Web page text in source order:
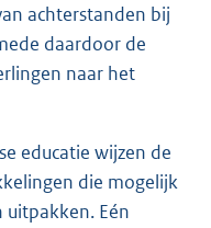
achterstanden bij
daardoor de
naar het
educatie wijzen de
die mogelijk
uitpakken. Eén